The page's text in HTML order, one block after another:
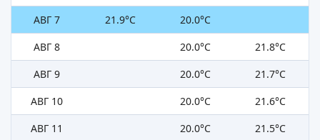
АВГ 7
21.9°C
20.0°C
АВГ 8
20.0°C
21.8°C
АВГ 9
20.0°C
21.7°C
АВГ 10
20.0°C
21.6°C
АВГ 11
20.0°C
21.5°C